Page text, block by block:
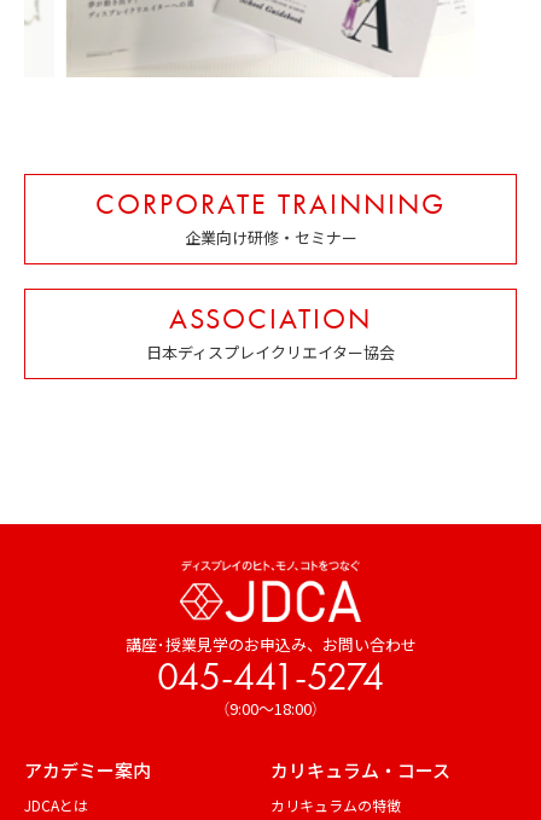
CORPORATE TRAINNING
企業向け研修・セミナー
ASSOCIATION
日本ディスプレイクリエイター協会
講座･授業見学のお申込み、 お問い合わせ
045-441-5274
（9:00～18:00）
アカデミー案内
JDCAとは
カリキュラム・コース
カリキュラムの特徴